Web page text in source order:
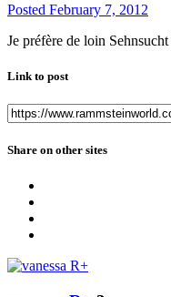
Posted February 7, 2012
Je préfère de loin
Link to post
Share on other sites